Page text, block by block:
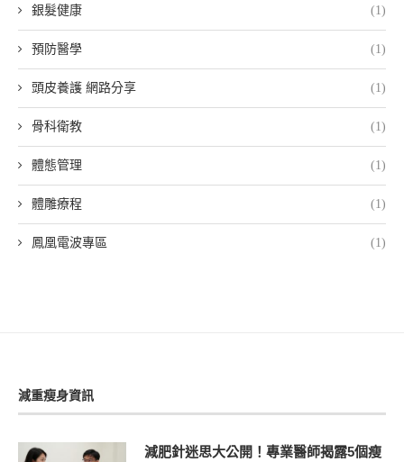
銀髮健康 (1)
預防醫學 (1)
頭皮養護 網路分享 (1)
骨科衛教 (1)
體態管理 (1)
體雕療程 (1)
鳳凰電波專區 (1)
減重瘦身資訊
減肥針迷思大公開！專業醫師揭露5個瘦